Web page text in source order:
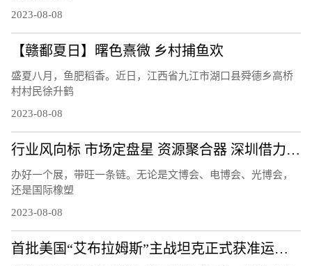
2023-08-08
【赣鄱夏日】曙色熹微 乡村捕鱼欢
盛夏八月，鱼肥稻香。近日，江西省九江市湖口县舜德乡高桥
村村民徐升鹤
2023-08-08
行业风向标 市场定盘星 资源聚合器 深圳借力会展打造产业发展活力场
办好一个展，带旺一条链。无论是文博会、电博会、光博会，
还是国际橡塑
2023-08-08
首批美国“艾布拉姆斯”主战坦克正式获准运往乌克兰